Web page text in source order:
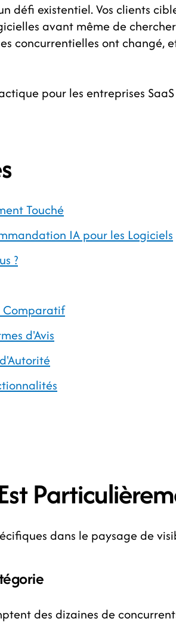
défi existentiel. Vos clients
avant même de
concurrentielles ont changé,
pour les entreprises
Touché
IA pour les Logiciels
?
Comparatif
d'Avis
dans le paysage de
des dizaines de